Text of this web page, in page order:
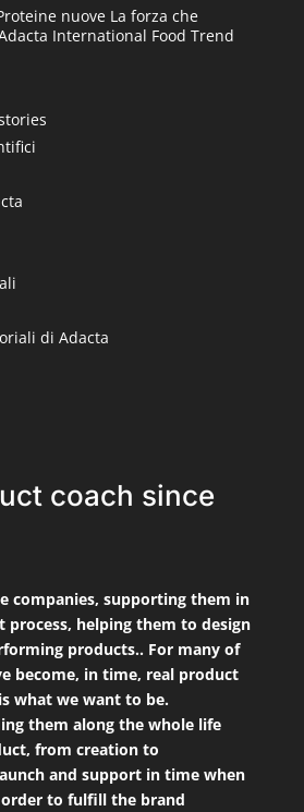
nuove La forza che
International Food Trend
di Adacta
coach since
companies, supporting them in
process, helping them to design
products.. For many of
become, in time, real product
what we want to be.
them along the whole life
from creation to
and support in time when
to fulfill the brand